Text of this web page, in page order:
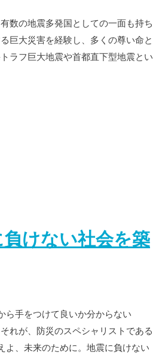
数の地震多発国としての一面も持ち
巨大災害を経験し、多くの尊い命と
ラフ巨大地震や首都直下型地震とい
けない社会を築
ら手をつけて良いか分からない
れが、防災のスペシャリストである
よ、未来のために。地震に負けない